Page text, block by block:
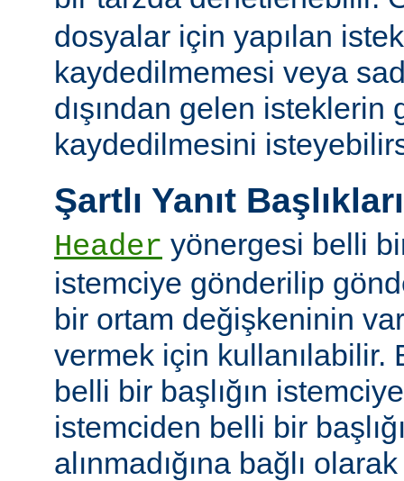
dosyalar için yapılan
kaydedilmemesi veya
dışından gelen isteklerin
kaydedilmesini
Şartlı Yanıt Başlıkları
Header yönergesi belli bir
istemciye gönderilip
bir ortam değişkeninin
vermek için kullanılabilir.
belli bir başlığın
istemciden belli bir
alınmadığına bağlı